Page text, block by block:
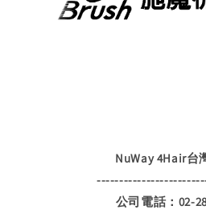
NuWay 4Hair台
公司電話：02-